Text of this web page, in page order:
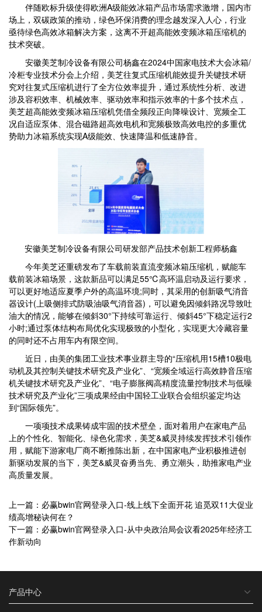
伴随欧标升级使得欧洲A级能效冰箱产品市场需求激增，国内市
场上，双碳政策的推动，绿色环保消费的理念越发深入人心，行业
亟待绿色高效冰箱解决方案，这离不开超高能效变频冰箱压缩机的
技术突破。
安徽美芝制冷设备有限公司杨鑫在2024中国家电技术大会冰箱/
冷柜专业技术分会上介绍，美芝往复式压缩机能效提升关键技术研
究对往复式压缩机进行了全方位效率提升，通过系统性分析、改进
涉及容积效率、机械效率、驱动效率和指示效率的十多个技术点，
美芝超高能效变频冰箱压缩机凭借全频段正向降噪设计、宽频全工
况自适应泵体、混合磁路超高效电机和宽频极致高效电控的多重优
势助力冰箱系统实现A级能效、快速降温和低速静音。
安徽美芝制冷设备有限公司研发部产品技术创新工程师杨鑫
今年美芝还重磅发布了车载前装直流变频冰箱压缩机，赋能车
载前装冰箱场景，这款新品可以满足55℃高环温启动及运行要求，
可以更好地适应夏季户外的高温环境;同时，其采用的创新吸气消音
器设计(上吸侧排式防吸油吸气消音器)，可以避免因倾斜路况导致吐
油大的情况，能够在倾斜30°下持续可靠运行、倾斜45°下稳定运行2
小时;通过泵体结构布局优化实现极致的小型化，实现更大冷藏容量
的同时还不占用车内有限空间。
近日，由美的集团工业技术事业群主导的“压缩机用15槽10极电
动机及其控制关键技术研究及产业化”、“宽频全域运行高效静音压缩
机关键技术研究及产业化”、“电子膨胀阀高精度流量控制技术与低噪
技术研究及产业化”三项成果经由中国轻工业联合会组织鉴定均达
到“国际领先”。
一项项技术成果铸成牢固的技术壁垒，面对着用户在家电产品
上的个性化、智能化、绿色化需求，美芝&威灵持续发挥技术引领作
用，赋能下游家电厂商不断推陈出新，在中国家电产业积极推进创
新驱动发展的当下，美芝&威灵奋勇当先、勇立潮头，助推家电产业
高质量发展。
上一篇：必赢bwin官网登录入口-线上线下全面开花 追觅双11大促业
绩高增秘诀何在？
下一篇：必赢bwin官网登录入口-从中央政治局会议看2025年经济工
作新动向
产品中心